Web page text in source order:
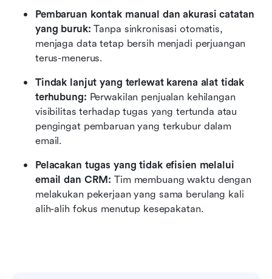
Pembaruan kontak manual dan akurasi catatan
yang buruk: Tanpa sinkronisasi otomatis,
menjaga data tetap bersih menjadi perjuangan
terus-menerus.
Tindak lanjut yang terlewat karena alat tidak
terhubung: Perwakilan penjualan kehilangan
visibilitas terhadap tugas yang tertunda atau
pengingat pembaruan yang terkubur dalam
email.
Pelacakan tugas yang tidak efisien melalui
email dan CRM: Tim membuang waktu dengan
melakukan pekerjaan yang sama berulang kali
alih-alih fokus menutup kesepakatan.